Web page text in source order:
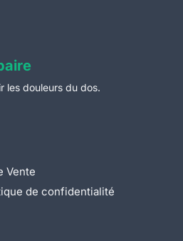
les douleurs du dos.
Vente
de confidentialité